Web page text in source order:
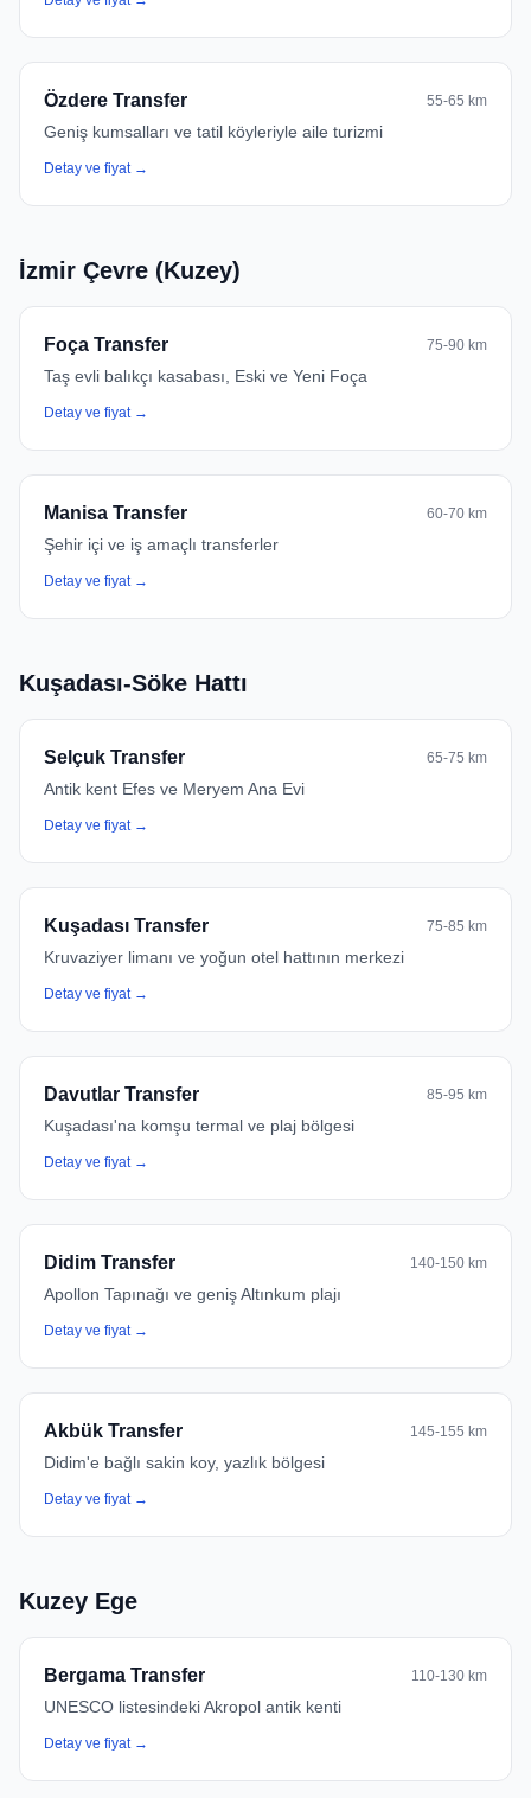
Özdere Transfer 55-65 km
Geniş kumsalları ve tatil köyleriyle aile turizmi
Detay ve fiyat →
İzmir Çevre (Kuzey)
Foça Transfer 75-90 km
Taş evli balıkçı kasabası, Eski ve Yeni Foça
Detay ve fiyat →
Manisa Transfer 60-70 km
Şehir içi ve iş amaçlı transferler
Detay ve fiyat →
Kuşadası-Söke Hattı
Selçuk Transfer 65-75 km
Antik kent Efes ve Meryem Ana Evi
Detay ve fiyat →
Kuşadası Transfer 75-85 km
Kruvaziyer limanı ve yoğun otel hattının merkezi
Detay ve fiyat →
Davutlar Transfer 85-95 km
Kuşadası'na komşu termal ve plaj bölgesi
Detay ve fiyat →
Didim Transfer 140-150 km
Apollon Tapınağı ve geniş Altınkum plajı
Detay ve fiyat →
Akbük Transfer 145-155 km
Didim'e bağlı sakin koy, yazlık bölgesi
Detay ve fiyat →
Kuzey Ege
Bergama Transfer 110-130 km
UNESCO listesindeki Akropol antik kenti
Detay ve fiyat →